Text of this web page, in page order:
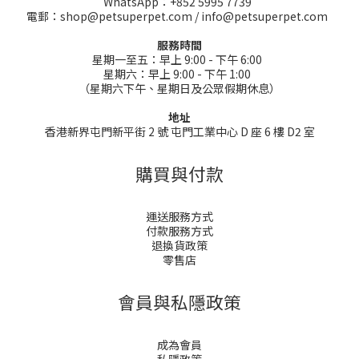
電郵：shop@petsuperpet.com / info@petsuperpet.com
服務時間
星期一至五：早上 9:00 - 下午 6:00
星期六：早上 9:00 - 下午 1:00
（星期六下午、星期日及公眾假期休息）
地址
香港新界屯門新平街 2 號 屯門工業中心 D 座 6 樓 D2 室
購買與付款
運送服務方式
付款服務方式
退換貨政策
零售店
會員與私隱政策
成為會員